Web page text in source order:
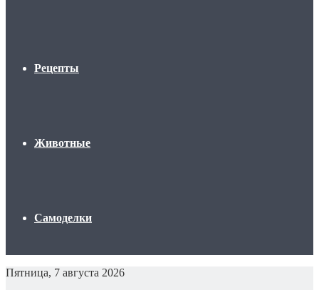
Рецепты
Животные
Самоделки
Пятница, 7 августа 2026